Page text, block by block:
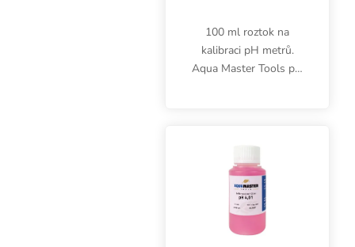
100 ml roztok na
kalibraci pH metrů.
Aqua Master Tools pH